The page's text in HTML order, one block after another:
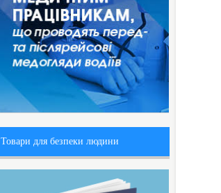
Товари для безпеки людини